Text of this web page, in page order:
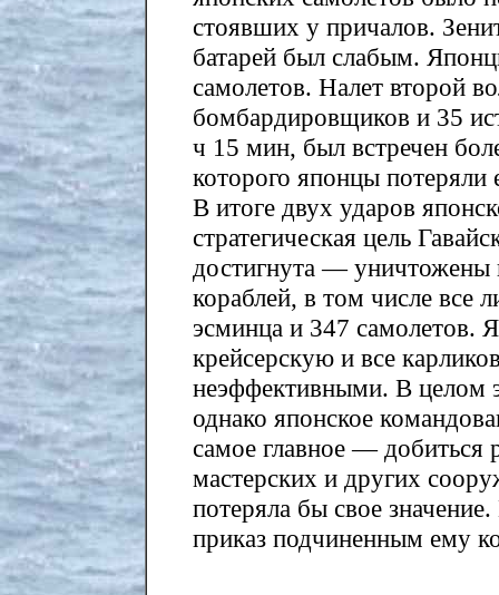
стоявших у причалов.
батарей был слабым.
самолетов. Налет второй
бомбардировщиков и 35
ч 15 мин, был встречен
которого японцы потеряли
В итоге двух ударов
стратегическая цель
достигнута — уничтожены
кораблей, в том числе все
эсминца и 347 самолетов.
крейсерскую и все
неэффективными. В целом
однако японское
самое главное —
мастерских и других
потеряла бы свое
приказ подчиненным ему